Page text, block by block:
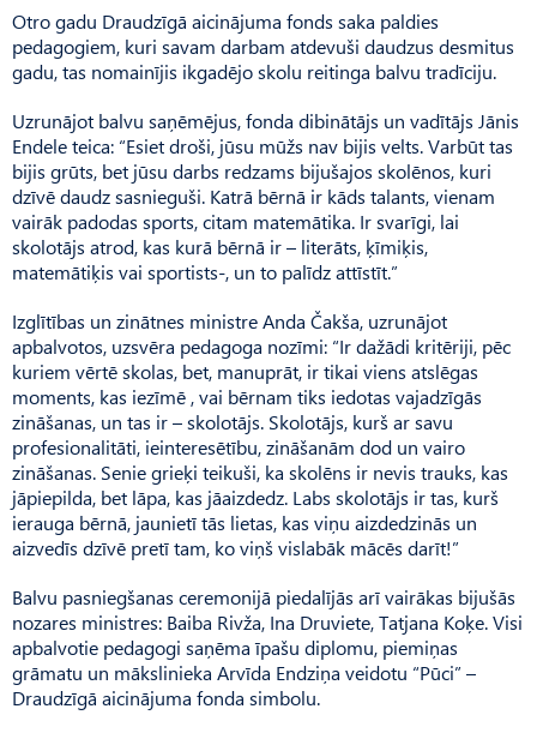
Otro gadu Draudzīgā aicinājuma fonds saka paldies
pedagogiem, kuri savam darbam atdevuši daudzus desmitus
gadu, tas nomainījis ikgadējo skolu reitinga balvu tradīciju.
Uzrunājot balvu saņēmējus, fonda dibinātājs un vadītājs Jānis
Endele teica: “Esiet droši, jūsu mūžs nav bijis velts. Varbūt tas
bijis grūts, bet jūsu darbs redzams bijušajos skolēnos, kuri
dzīvē daudz sasnieguši. Katrā bērnā ir kāds talants, vienam
vairāk padodas sports, citam matemātika. Ir svarīgi, lai
skolotājs atrod, kas kurā bērnā ir – literāts, ķīmiķis,
matemātiķis vai sportists-, un to palīdz attīstīt.”
Izglītības un zinātnes ministre Anda Čakša, uzrunājot
apbalvotos, uzsvēra pedagoga nozīmi: “Ir dažādi kritēriji, pēc
kuriem vērtē skolas, bet, manuprāt, ir tikai viens atslēgas
moments, kas iezīmē , vai bērnam tiks iedotas vajadzīgās
zināšanas, un tas ir – skolotājs. Skolotājs, kurš ar savu
profesionalitāti, ieinteresētību, zināšanām dod un vairo
zināšanas. Senie grieķi teikuši, ka skolēns ir nevis trauks, kas
jāpiepilda, bet lāpa, kas jāaizdedz. Labs skolotājs ir tas, kurš
ierauga bērnā, jaunietī tās lietas, kas viņu aizdedzinās un
aizvedīs dzīvē pretī tam, ko viņš vislabāk mācēs darīt!”
Balvu pasniegšanas ceremonijā piedalījās arī vairākas bijušās
nozares ministres: Baiba Rivža, Ina Druviete, Tatjana Koķe. Visi
apbalvotie pedagogi saņēma īpašu diplomu, piemiņas
grāmatu un mākslinieka Arvīda Endziņa veidotu “Pūci” –
Draudzīgā aicinājuma fonda simbolu.